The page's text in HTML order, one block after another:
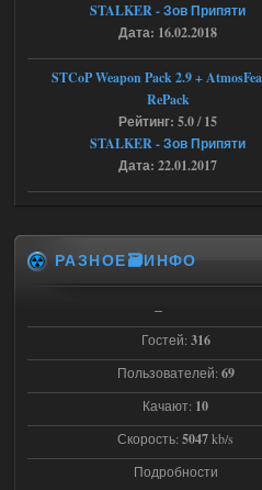
Последний рассвет -
Stalker-Mods-Clan-su
Доступно только для пользователей
STCoP WP 3.4
Объединенный Пак 2 +
STCoP WP 3.4
STALKER - Зов Припяти
Дата: 16.02.2018
STCoP Weapon Pack 2.9 +
RePack
Рейтинг: 5.0 / 15
STALKER - Зов Припяти
Дата: 22.01.2017
РАЗНОЕ🗃️ИНФО
Гостей: 316
Пользователей: 69
Качают: 10
Скорость: 5047kb/s
Подробности